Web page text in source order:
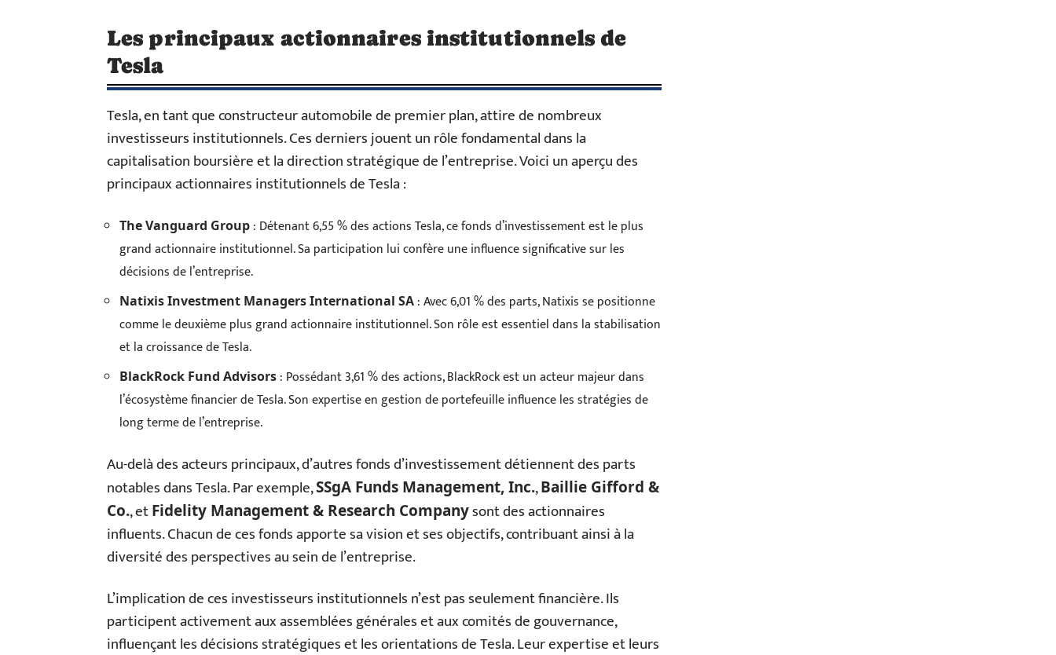
Les principaux actionnaires institutionnels de
Tesla
Tesla, en tant que constructeur automobile de premier plan, attire de nombreux
investisseurs institutionnels. Ces derniers jouent un rôle fondamental dans la
capitalisation boursière et la direction stratégique de l’entreprise. Voici un aperçu des
principaux actionnaires institutionnels de Tesla :
The Vanguard Group : Détenant 6,55 % des actions Tesla, ce fonds d’investissement est le plus
grand actionnaire institutionnel. Sa participation lui confère une influence significative sur les
décisions de l’entreprise.
Natixis Investment Managers International SA : Avec 6,01 % des parts, Natixis se positionne
comme le deuxième plus grand actionnaire institutionnel. Son rôle est essentiel dans la stabilisation
et la croissance de Tesla.
BlackRock Fund Advisors : Possédant 3,61 % des actions, BlackRock est un acteur majeur dans
l’écosystème financier de Tesla. Son expertise en gestion de portefeuille influence les stratégies de
long terme de l’entreprise.
Au-delà des acteurs principaux, d’autres fonds d’investissement détiennent des parts
notables dans Tesla. Par exemple,SSgA Funds Management, Inc.,Baillie Gifford &
Co., etFidelity Management & Research Companysont des actionnaires
influents. Chacun de ces fonds apporte sa vision et ses objectifs, contribuant ainsi à la
diversité des perspectives au sein de l’entreprise.
L’implication de ces investisseurs institutionnels n’est pas seulement financière. Ils
participent activement aux assemblées générales et aux comités de gouvernance,
influençant les décisions stratégiques et les orientations de Tesla. Leur expertise et leurs